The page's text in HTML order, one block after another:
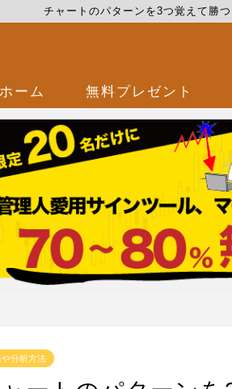
チャートのパターンを3つ覚えて勝
ホーム 無料プレゼント
や分析方法